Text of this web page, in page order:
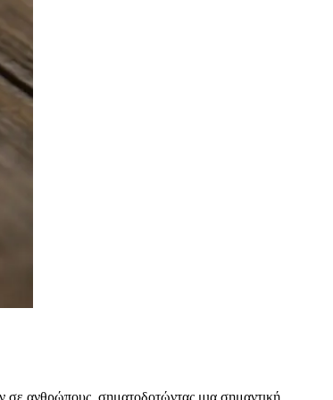
σε ανθρώπους, σηματοδοτώντας μια σημαντική